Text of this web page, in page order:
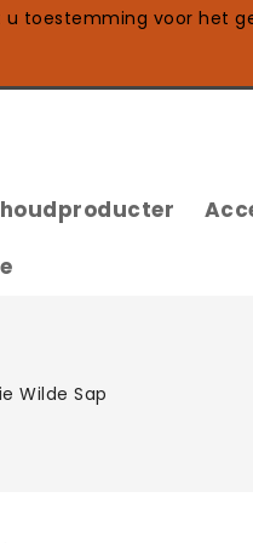
toestemming voor het
Wilde Sap